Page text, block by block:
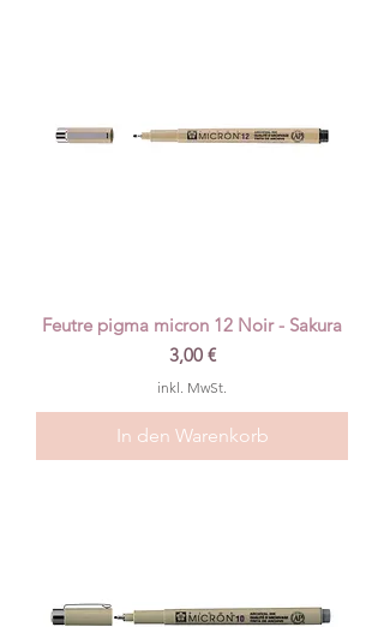
Feutre pigma micron 12 Noir - Sakura
Preis
3,00 €
inkl. MwSt.
In den Warenkorb